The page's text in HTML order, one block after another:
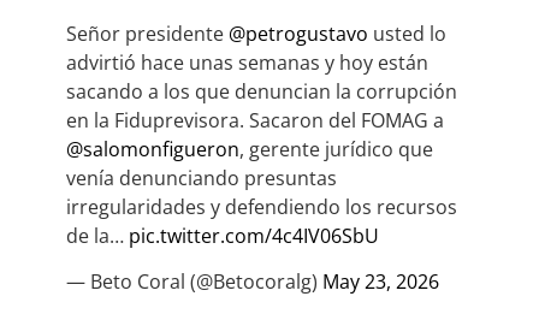
Señor presidente @petrogustavo usted lo
advirtió hace unas semanas y hoy están
sacando a los que denuncian la corrupción
en la Fiduprevisora. Sacaron del FOMAG a
@salomonfigueron, gerente jurídico que
venía denunciando presuntas
irregularidades y defendiendo los recursos
de la… pic.twitter.com/4c4IV06SbU
— Beto Coral (@Betocoralg) May 23, 2026